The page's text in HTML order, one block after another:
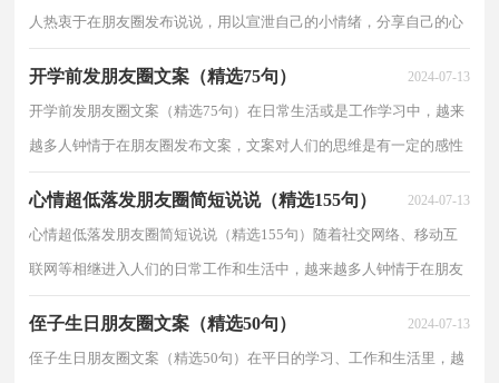
人热衷于在朋友圈发布说说，用以宣泄自己的小情绪，分享自己的心
开学前发朋友圈文案（精选75句） 2024-07-13
开学前发朋友圈文案（精选75句）在日常生活或是工作学习中，越来
越多人钟情于在朋友圈发布文案，文案对人们的思维是有一定的感性
心情超低落发朋友圈简短说说（精选155句） 2024-07-13
心情超低落发朋友圈简短说说（精选155句）随着社交网络、移动互
联网等相继进入人们的日常工作和生活中，越来越多人钟情于在朋友
侄子生日朋友圈文案（精选50句） 2024-07-13
侄子生日朋友圈文案（精选50句）在平日的学习、工作和生活里，越